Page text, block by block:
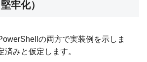
牢化）
の両方で実装例を示しま
みと仮定します。